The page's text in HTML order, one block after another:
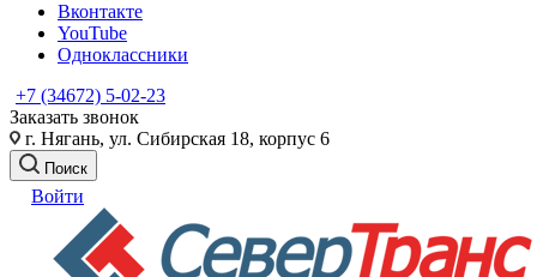
Вконтакте
YouTube
Одноклассники
+7 (34672) 5-02-23
Заказать звонок
г. Нягань, ул. Сибирская 18, корпус 6
Поиск
Войти